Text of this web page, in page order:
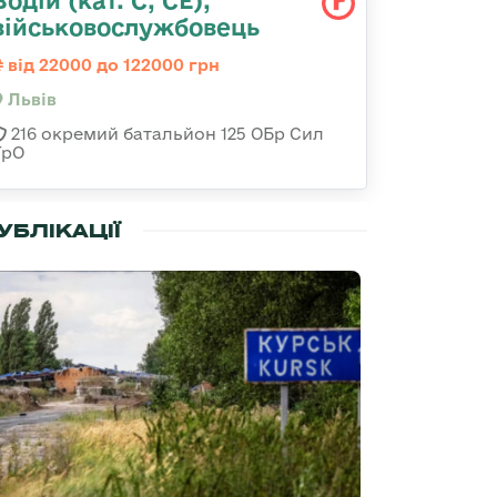
від 22000 до 122000 грн
Львів
216 окремий батальйон 125 ОБр Сил